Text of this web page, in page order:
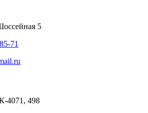
5
71
4071, 498